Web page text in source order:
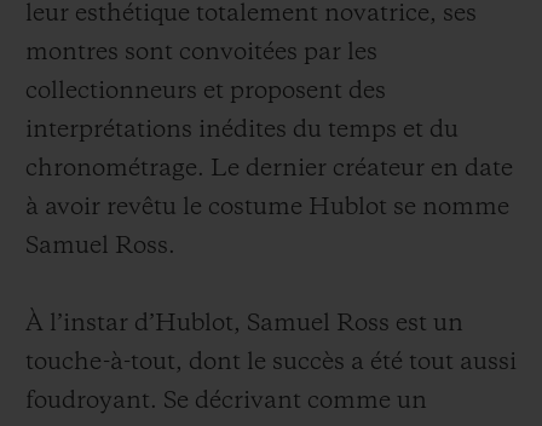
leur esthétique totalement novatrice, ses
montres sont convoitées par les
collectionneurs et proposent des
interprétations inédites du temps et du
chronométrage. Le dernier créateur en date
à avoir revêtu le costume Hublot se nomme
Samuel Ross.
À l’instar d’Hublot, Samuel Ross est un
touche-à-tout, dont le succès a été tout aussi
foudroyant. Se décrivant comme un